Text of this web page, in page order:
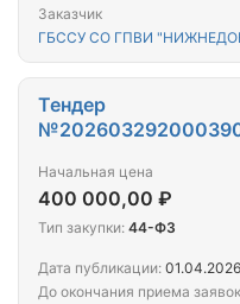
Заказчик
ГБССУ СО ГПВИ
Тендер
Начальная цена
400 000,00 ₽
Тип закупки: 44-ФЗ
Дата публикации: 01.04.2026
До окончания приема